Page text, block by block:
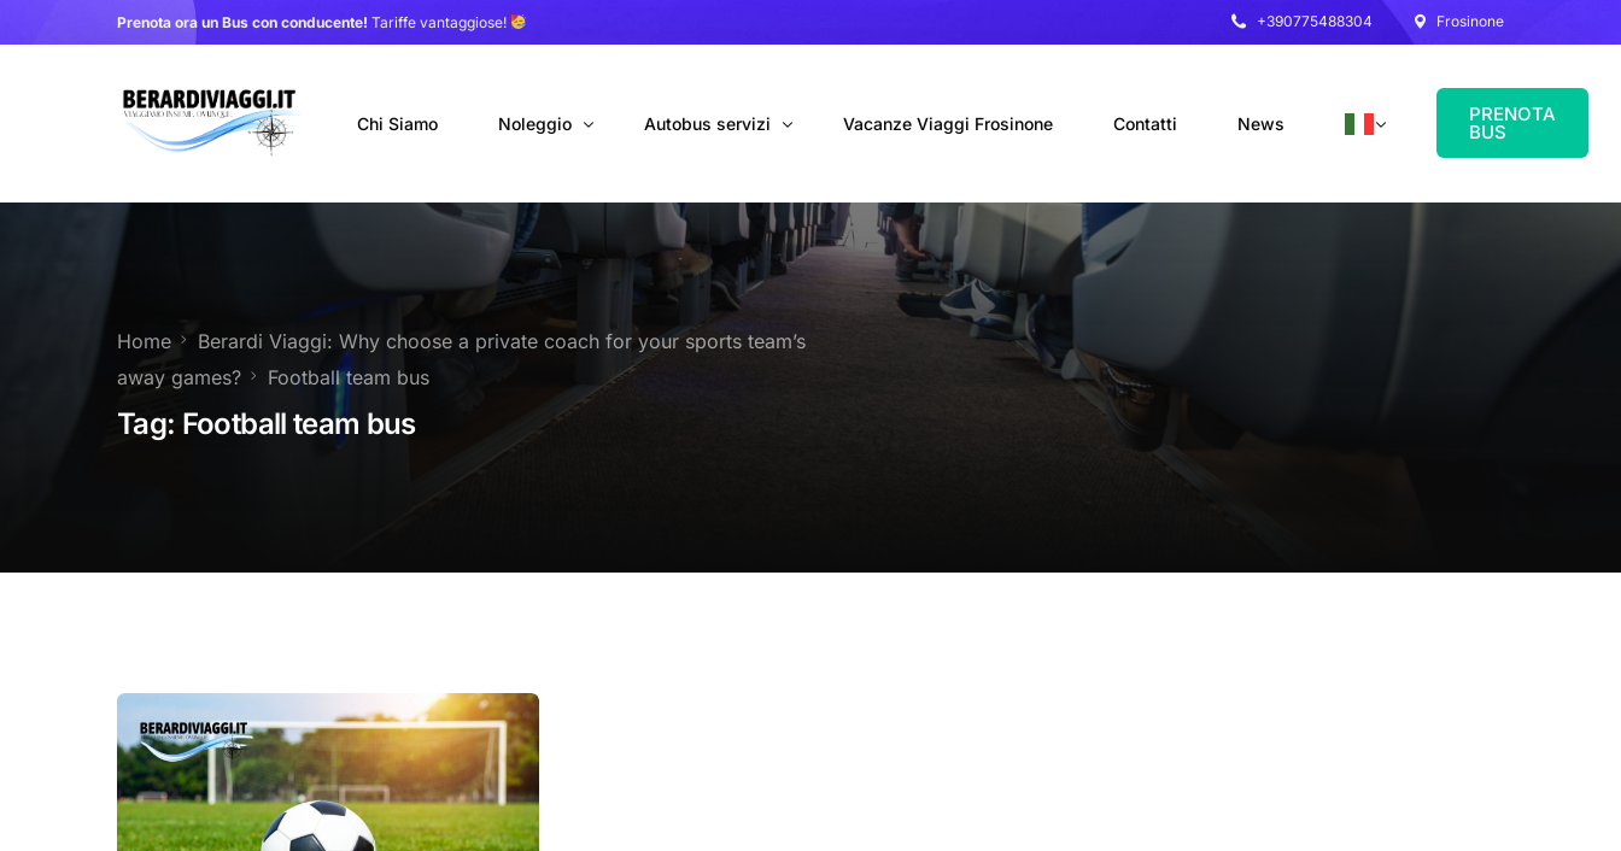
Prenota ora un Bus con conducente! Tariffe vantaggiose! +390775488304 Frosinone
Chi Siamo Noleggio
Autobus con conducente
Noleggio autobus Tour organizzati
Noleggio 9 Posti Online
Trasferimenti privati
Autobus servizi
Navetta Autobus da Fiumicino
Navetta Autobus da Ciampino
Autobus per Tour privati
Vacanze Viaggi Frosinone Contatti News PRENOTA
BUS
Home
Berardi Viaggi: Why choose a private coach for your sports team’s
away games?
Football team bus
Tag: Football team bus